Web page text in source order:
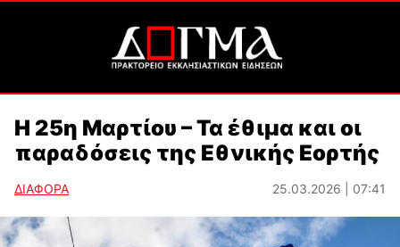
Η 25η Μαρτίου – Τα έθιμα και οι
παραδόσεις της Εθνικής Εορτής
ΔΙΑΦΟΡΑ 25.03.2026 | 07:41